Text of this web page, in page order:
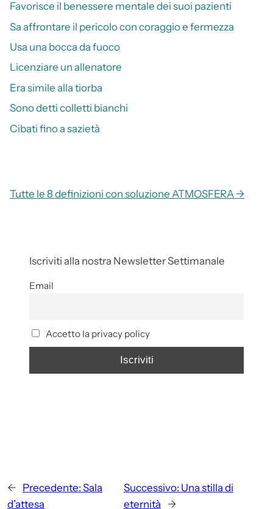
Favorisce il benessere mentale dei suoi pazienti
Sa affrontare il pericolo con coraggio e fermezza
Usa una bocca da fuoco
Licenziare un allenatore
Era simile alla tiorba
Sono detti colletti bianchi
Cibati fino a sazietà
Tutte le 8 definizioni con soluzione ATMOSFERA →
Iscriviti alla nostra Newsletter Settimanale
Email
Accetto la privacy policy
← Precedente: Sala
d’attesa
Successivo: Una stilla di
eternità
→